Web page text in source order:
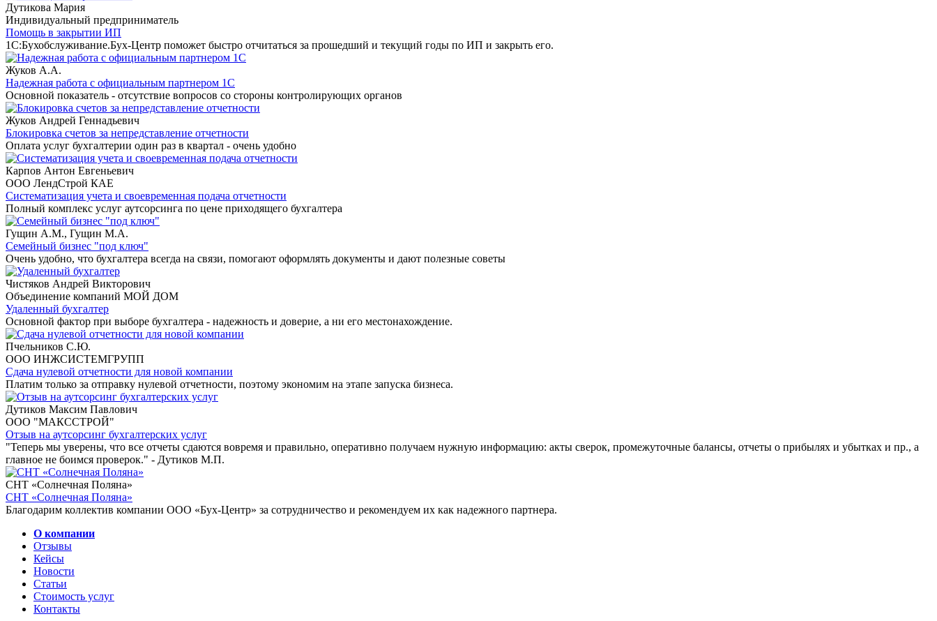
Дутикова Мария
Индивидуальный предприниматель
Помощь в закрытии ИП
1С:Бухобслуживание.Бух-Центр поможет быстро отчитаться за прошедший и текущий годы по ИП и закрыть его.
Жуков А.А.
Надежная работа с официальным партнером 1С
Основной показатель - отсутствие вопросов со стороны контролирующих органов
Жуков Андрей Геннадьевич
Блокировка счетов за непредставление отчетности
Оплата услуг бухгалтерии один раз в квартал - очень удобно
Карпов Антон Евгеньевич
ООО ЛендСтрой КАЕ
Систематизация учета и своевременная подача отчетности
Полный комплекс услуг аутсорсинга по цене приходящего бухгалтера
Гущин А.М., Гущин М.А.
Семейный бизнес "под ключ"
Очень удобно, что бухгалтера всегда на связи, помогают оформлять документы и дают полезные советы
Чистяков Андрей Викторович
Объединение компаний МОЙ ДОМ
Удаленный бухгалтер
Основной фактор при выборе бухгалтера - надежность и доверие, а ни его местонахождение.
Пчельников С.Ю.
ООО ИНЖСИСТЕМГРУПП
Сдача нулевой отчетности для новой компании
Платим только за отправку нулевой отчетности, поэтому экономим на этапе запуска бизнеса.
Дутиков Максим Павлович
ООО "МАКССТРОЙ"
Отзыв на аутсорсинг бухгалтерских услуг
"Теперь мы уверены, что все отчеты сдаются вовремя и правильно, оперативно получаем нужную информацию: акты сверок, промежуточные балансы, отчеты о прибылях и убытках и пр., а
главное не боимся проверок." - Дутиков М.П.
СНТ «Солнечная Поляна»
СНТ «Солнечная Поляна»
Благодарим коллектив компании ООО «Бух-Центр» за сотрудничество и рекомендуем их как надежного партнера.
О компании
Отзывы
Кейсы
Новости
Статьи
Стоимость услуг
Контакты